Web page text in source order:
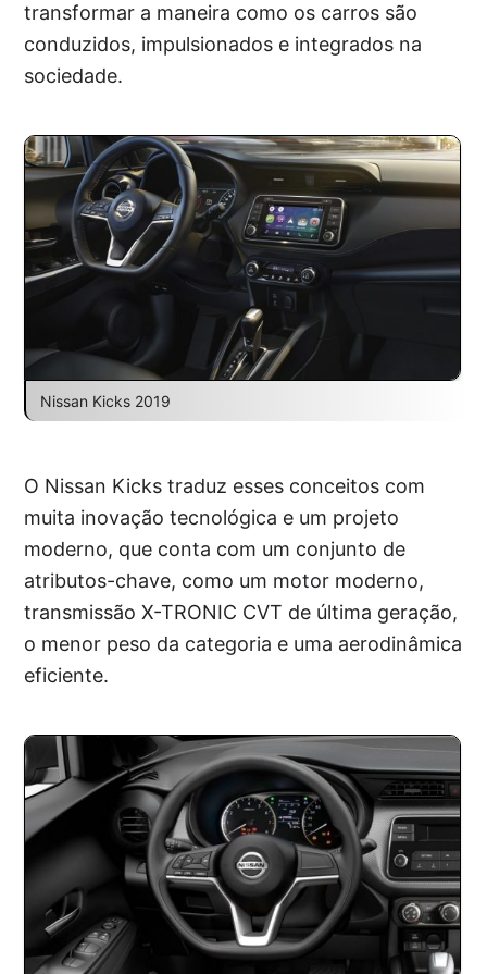
transformar a maneira como os carros são
conduzidos, impulsionados e integrados na
sociedade.
Nissan Kicks 2019
O Nissan Kicks traduz esses conceitos com
muita inovação tecnológica e um projeto
moderno, que conta com um conjunto de
atributos-chave, como um motor moderno,
transmissão X-TRONIC CVT de última geração,
o menor peso da categoria e uma aerodinâmica
eficiente.